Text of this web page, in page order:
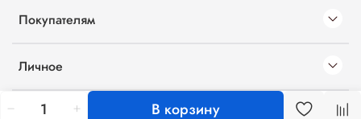
В корзину
Покупателям
Личное